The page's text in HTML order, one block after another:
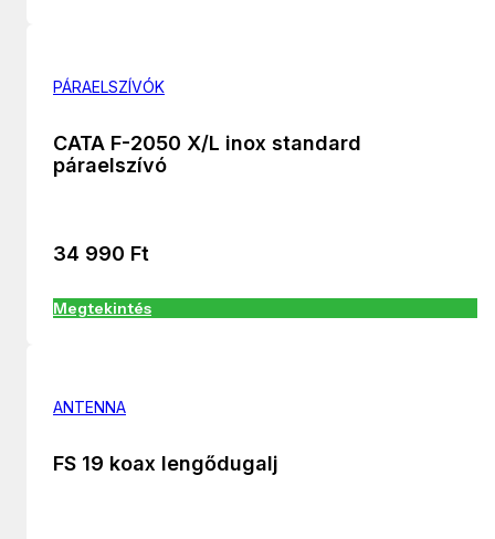
PÁRAELSZÍVÓK
CATA F-2050 X/L inox standard
páraelszívó
34 990 Ft
Megtekintés
ANTENNA
FS 19 koax lengődugalj